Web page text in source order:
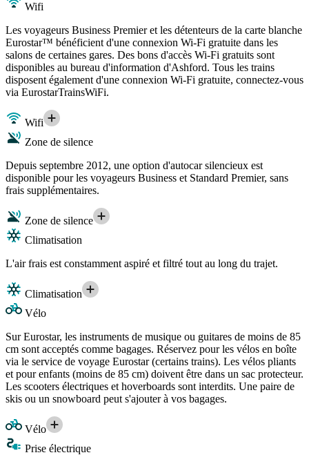
Wifi
Les voyageurs Business Premier et les détenteurs de la carte blanche
Eurostar™ bénéficient d'une connexion Wi-Fi gratuite dans les
salons de certaines gares. Des bons d'accès Wi-Fi gratuits sont
disponibles au bureau d'information d'Ashford. Tous les trains
disposent également d'une connexion Wi-Fi gratuite, connectez-vous
via EurostarTrainsWiFi.
Wifi
Zone de silence
Depuis septembre 2012, une option d'autocar silencieux est
disponible pour les voyageurs Business et Standard Premier, sans
frais supplémentaires.
Zone de silence
Climatisation
L'air frais est constamment aspiré et filtré tout au long du trajet.
Climatisation
Vélo
Sur Eurostar, les instruments de musique ou guitares de moins de 85
cm sont acceptés comme bagages. Réservez pour les vélos en boîte
via le service de voyage Eurostar (certains trains). Les vélos pliants
et pour enfants (moins de 85 cm) doivent être dans un sac protecteur.
Les scooters électriques et hoverboards sont interdits. Une paire de
skis ou un snowboard peut s'ajouter à vos bagages.
Vélo
Prise électrique